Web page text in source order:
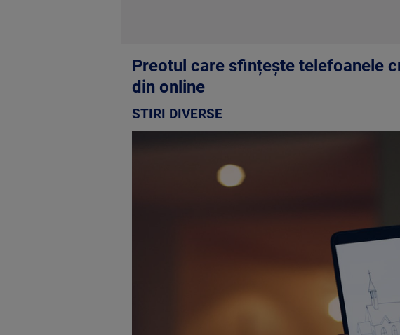
Preotul care sfințește telefoanele
din online
STIRI DIVERSE